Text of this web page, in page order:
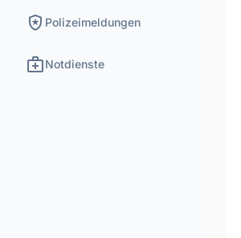
local_police Polizeimeldungen
medical_servicesNotdienste